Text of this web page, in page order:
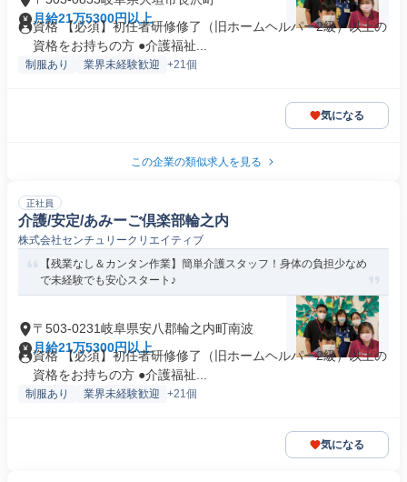
月給21万5300円以上
資格 【必須】初任者研修修了（旧ホームヘルパー2級）以上の
資格をお持ちの方 ●介護福祉...
制服あり 業界未経験歓迎 +21個
気になる
この企業の類似求人を見る
正社員
介護/安定/あみーご倶楽部輪之内
株式会社センチュリークリエイティブ
【残業なし＆カンタン作業】簡単介護スタッフ！身体の負担少なめ
で未経験でも安心スタート♪
〒503-0231岐阜県安八郡輪之内町南波
月給21万5300円以上
資格 【必須】初任者研修修了（旧ホームヘルパー2級）以上の
資格をお持ちの方 ●介護福祉...
制服あり 業界未経験歓迎 +21個
気になる